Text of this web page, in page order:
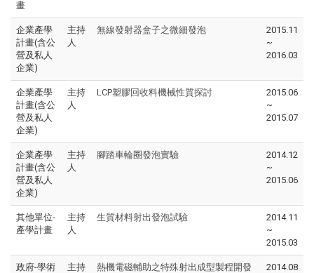
畫
企業產學
計畫(含公
營及私人
企業)
主持
人
無線發射器盒子之微細發泡
2015.11
~
2016.03
企業產學
計畫(含公
營及私人
企業)
主持
人
LCP塑膠回收料機械性質探討
2015.06
~
2015.07
企業產學
計畫(含公
營及私人
企業)
主持
人
腳踏車輪圈發泡實驗
2014.12
~
2015.06
其他單位-
產學計畫
主持
人
生質材料射出發泡試驗
2014.11
~
2015.03
政府-學術
主持
熱機電磁輔助之特殊射出成型製程開發
2014.08